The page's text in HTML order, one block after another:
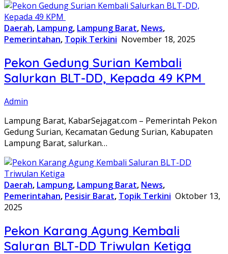
Daerah, Lampung, Lampung Barat, News,
Pemerintahan, Topik Terkini November 18, 2025
Pekon Gedung Surian Kembali
Salurkan BLT-DD, Kepada 49 KPM
Admin
Lampung Barat, KabarSejagat.com – Pemerintah Pekon
Gedung Surian, Kecamatan Gedung Surian, Kabupaten
Lampung Barat, salurkan…
Daerah, Lampung, Lampung Barat, News,
Pemerintahan, Pesisir Barat, Topik Terkini Oktober 13,
2025
Pekon Karang Agung Kembali
Saluran BLT-DD Triwulan Ketiga